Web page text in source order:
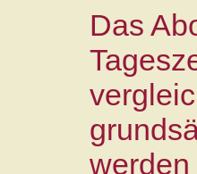
Das
werden